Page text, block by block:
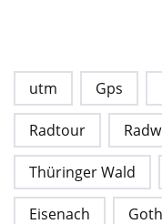
utm Gps
Radtour
Thüringer Wald
Eisenach